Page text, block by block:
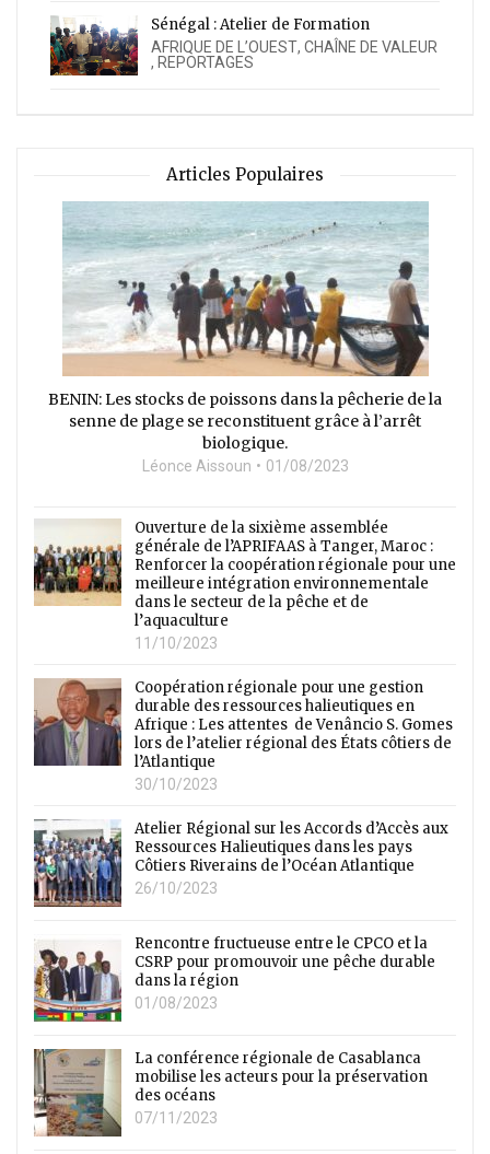
Sénégal : Atelier de Formation
AFRIQUE DE L’OUEST, CHAÎNE DE VALEUR
, REPORTAGES
Articles Populaires
BENIN: Les stocks de poissons dans la pêcherie de la
senne de plage se reconstituent grâce à l’arrêt
biologique.
Léonce Aissoun 01/08/2023
Ouverture de la sixième assemblée
générale de l’APRIFAAS à Tanger, Maroc :
Renforcer la coopération régionale pour une
meilleure intégration environnementale
dans le secteur de la pêche et de
l’aquaculture
11/10/2023
Coopération régionale pour une gestion
durable des ressources halieutiques en
Afrique : Les attentes de Venâncio S. Gomes
lors de l’atelier régional des États côtiers de
l’Atlantique
30/10/2023
Atelier Régional sur les Accords d’Accès aux
Ressources Halieutiques dans les pays
Côtiers Riverains de l’Océan Atlantique
26/10/2023
Rencontre fructueuse entre le CPCO et la
CSRP pour promouvoir une pêche durable
dans la région
01/08/2023
La conférence régionale de Casablanca
mobilise les acteurs pour la préservation
des océans
07/11/2023